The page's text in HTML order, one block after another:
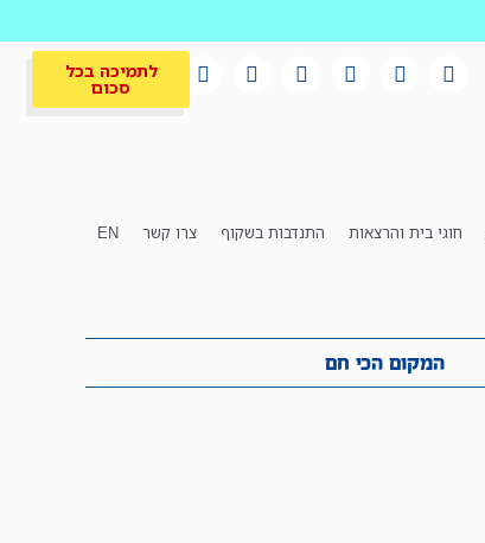
לתמיכה בכל
סכום
חוגי בית והרצאות התנדבות בשקוף צרו קשר EN
המקום הכי חם
המקום הכי חם לתמיכה בכל